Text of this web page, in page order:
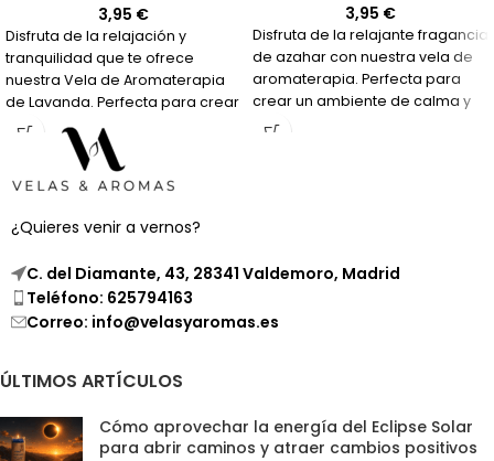
3,95 €
Disfruta de la relajación y
tranquilidad que te ofrece
nuestra Vela de Aromaterapia
de Lavanda. Perfecta para crear
un ambiente de paz en tu hogar.
3,95 €
Disfruta de la relajante fragancia
de azahar con nuestra vela de
aromaterapia. Perfecta para
crear un ambiente de calma y
tranquilidad en tu hogar.
¿Quieres venir a vernos?
C. del Diamante, 43, 28341 Valdemoro, Madrid
Teléfono: 625794163
Correo: info@velasyaromas.es
ÚLTIMOS ARTÍCULOS
Cómo aprovechar la energía del Eclipse Solar
para abrir caminos y atraer cambios positivos